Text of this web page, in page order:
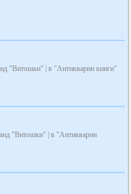
"Витошки" | в "Антикварни книги"
"Витошки" | в "Антикварни